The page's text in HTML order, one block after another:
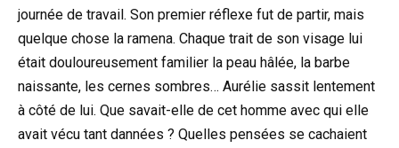
journée de travail. Son premier réflexe fut de partir, mais
quelque chose la ramena. Chaque trait de son visage lui
était douloureusement familier la peau hâlée, la barbe
naissante, les cernes sombres… Aurélie sassit lentement
à côté de lui. Que savait-elle de cet homme avec qui elle
avait vécu tant dannées ? Quelles pensées se cachaient